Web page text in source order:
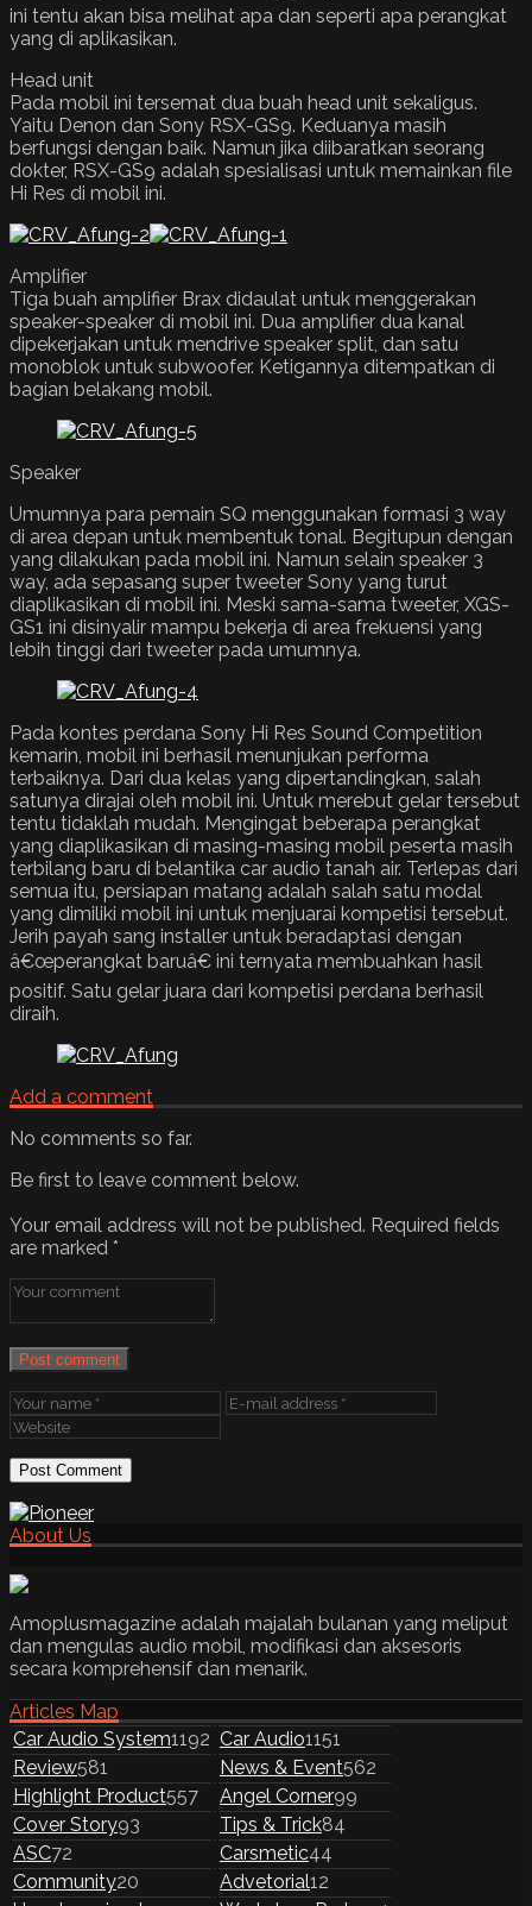
ini tentu akan bisa melihat apa dan seperti apa perangkat
yang di aplikasikan.
Head unit
Pada mobil ini tersemat dua buah head unit sekaligus.
Yaitu Denon dan Sony RSX-GS9. Keduanya masih
berfungsi dengan baik. Namun jika diibaratkan seorang
dokter, RSX-GS9 adalah spesialisasi untuk memainkan file
Hi Res di mobil ini.
Amplifier
Tiga buah amplifier Brax didaulat untuk menggerakan
speaker-speaker di mobil ini. Dua amplifier dua kanal
dipekerjakan untuk mendrive speaker split, dan satu
monoblok untuk subwoofer. Ketigannya ditempatkan di
bagian belakang mobil.
Speaker
Umumnya para pemain SQ menggunakan formasi 3 way
di area depan untuk membentuk tonal. Begitupun dengan
yang dilakukan pada mobil ini. Namun selain speaker 3
way, ada sepasang super tweeter Sony yang turut
diaplikasikan di mobil ini. Meski sama-sama tweeter, XGS-
GS1 ini disinyalir mampu bekerja di area frekuensi yang
lebih tinggi dari tweeter pada umumnya.
Pada kontes perdana Sony Hi Res Sound Competition
kemarin, mobil ini berhasil menunjukan performa
terbaiknya. Dari dua kelas yang dipertandingkan, salah
satunya dirajai oleh mobil ini. Untuk merebut gelar tersebut
tentu tidaklah mudah. Mengingat beberapa perangkat
yang diaplikasikan di masing-masing mobil peserta masih
terbilang baru di belantika car audio tanah air. Terlepas dari
semua itu, persiapan matang adalah salah satu modal
yang dimiliki mobil ini untuk menjuarai kompetisi tersebut.
Jerih payah sang installer untuk beradaptasi dengan
â€œperangkat baruâ€ ini ternyata membuahkan hasil
positif. Satu gelar juara dari kompetisi perdana berhasil
diraih.
Add a comment
No comments so far.
Be first to leave comment below.
Your email address will not be published. Required fields
are marked *
Post comment
About Us
Amoplusmagazine adalah majalah bulanan yang meliput
dan mengulas audio mobil, modifikasi dan aksesoris
secara komprehensif dan menarik.
Articles Map
Car Audio System1192 Car Audio1151
Review581 News & Event562
Highlight Product557 Angel Corner99
Cover Story93 Tips & Trick84
ASC72 Carsmetic44
Community20 Advetorial12